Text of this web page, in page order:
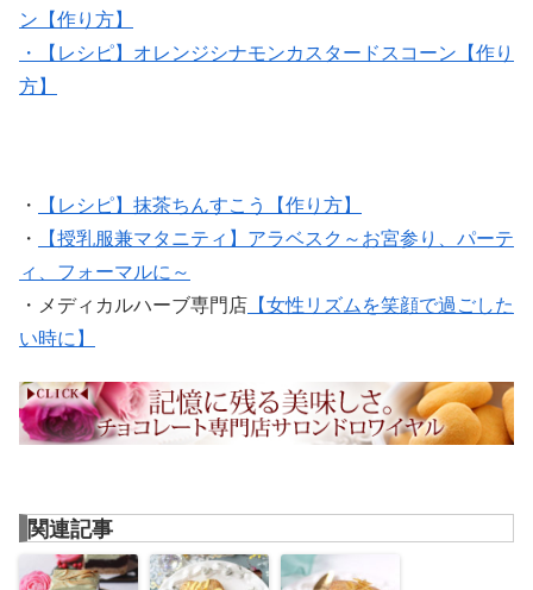
ン【作り方】
・【レシピ】オレンジシナモンカスタードスコーン【作り
方】
・
【レシピ】抹茶ちんすこう【作り方】
・
【授乳服兼マタニティ】アラベスク～お宮参り、パーテ
ィ、フォーマルに～
・メディカルハーブ専門店 【女性リズムを笑顔で過ごした
い時に】
関連記事